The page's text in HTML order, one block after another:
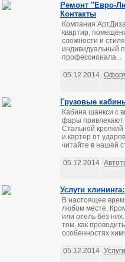
Ремонт "Евро-
Контакты
Компания
квартир,
сложности и
индивидуальный
профессионала...
05.12.2014
Грузовые
Кабина шанкси с
фары привлекают
Стальной
и картер от
читайте в нашей
05.12.2014
Услуги
В настоящее
любом месте.
или отель без
том, как
особенностях
05.12.2014 Услуги